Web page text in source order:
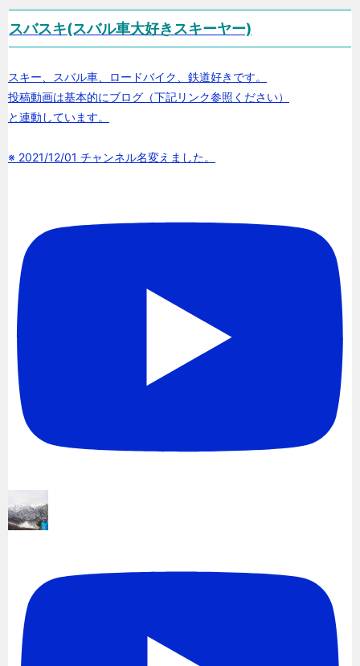
スバスキ(スバル車大好きスキーヤー)
スキー、スバル車、ロードバイク、鉄道好きです。
投稿動画は基本的にブログ（下記リンク参照ください）
と連動しています。
※ 2021/12/01 チャンネル名変えました。